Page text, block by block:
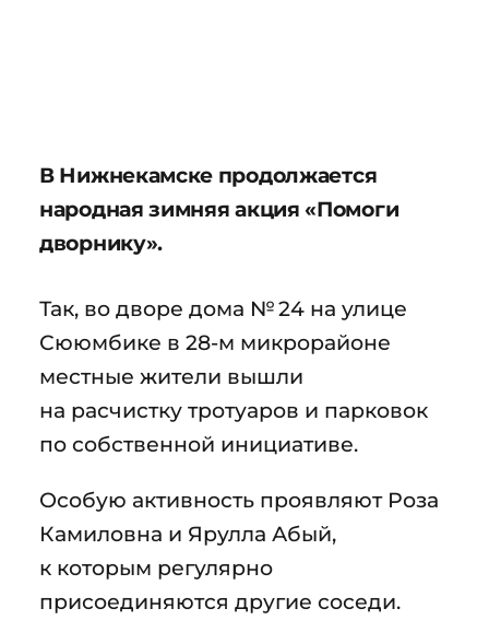
В Нижнекамске продолжается
народная зимняя акция «Помоги
дворнику».
Так, во дворе дома № 24 на улице
Сююмбике в 28-м микрорайоне
местные жители вышли
на расчистку тротуаров и парковок
по собственной инициативе.
Особую активность проявляют Роза
Камиловна и Ярулла Абый,
к которым регулярно
присоединяются другие соседи.